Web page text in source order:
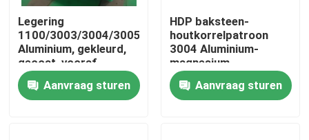
Thuis
Legering
1100/3003/3004/3005/3105/5005/5052
Aluminium, gekleurd,
gecoat, vooraf
geverfd Aluminium
ASTM Aama
goedgekeurd PVDF PE
Aanvraag sturen
HDP baksteen-
houtkorrelpatroon
3004 Aluminium-
magnesium-
manganesolie voor
buitenmuurversiering
Aanvraag sturen